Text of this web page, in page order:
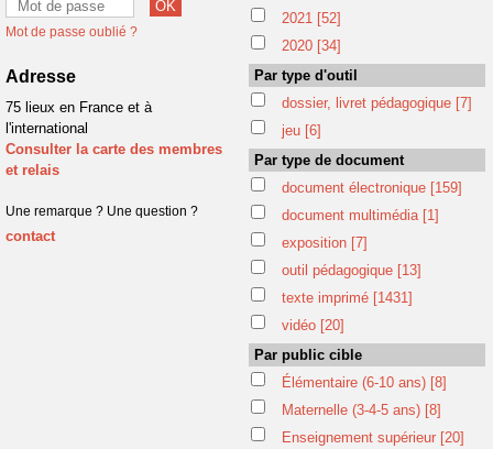
Mot de passe oublié ?
Adresse
75 lieux en France et à
l'international
Consulter la carte des membres
et relais
Une remarque ? Une question ?
contact
2021 [52]
2020 [34]
Par type d'outil
dossier, livret pédagogique [7]
jeu [6]
Par type de document
document électronique [159]
document multimédia [1]
exposition [7]
outil pédagogique [13]
texte imprimé [1431]
vidéo [20]
Par public cible
Élémentaire (6-10 ans) [8]
Maternelle (3-4-5 ans) [8]
Enseignement supérieur [20]